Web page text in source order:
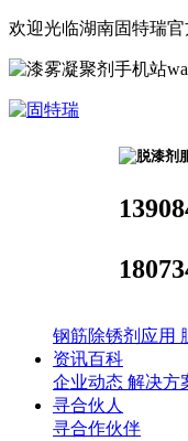
欢迎光临湖南固特瑞
钢筋除锈剂应用
资讯百科
企业动态 解决方
寻合伙人
寻合作伙伴